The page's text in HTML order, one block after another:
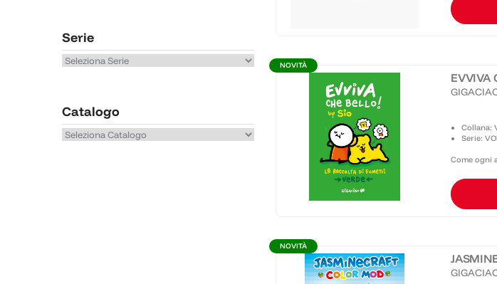
NOVITÀ
EVVIVA
Collana:
Serie:
Come ogni
ben 365!
grandi...
NOVITÀ
Serie
Catalogo